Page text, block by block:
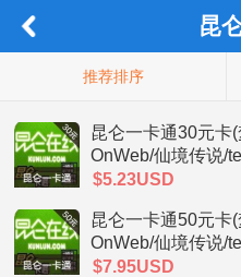
昆
推荐排序
昆仑一卡通30元卡
OnWeb/仙境传说/
$5.23USD
昆仑一卡通50元卡
OnWeb/仙境传说/
$7.95USD